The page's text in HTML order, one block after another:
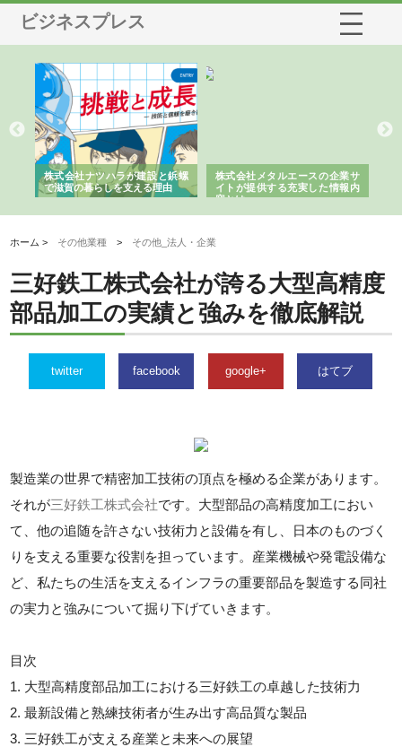
ビジネスプレス
株式会社ナツハラが建設と鋲螺
で滋賀の暮らしを支える理由
株式会社メタルエースの企業サ
イトが提供する充実した情報内
容とは
ホーム > その他業種 > その他_法人・企業
三好鉄工株式会社が誇る大型高精度
部品加工の実績と強みを徹底解説
twitter facebook google+ はてブ
製造業の世界で精密加工技術の頂点を極める企業があります。
それが三好鉄工株式会社です。大型部品の高精度加工におい
て、他の追随を許さない技術力と設備を有し、日本のものづく
りを支える重要な役割を担っています。産業機械や発電設備な
ど、私たちの生活を支えるインフラの重要部品を製造する同社
の実力と強みについて掘り下げていきます。
目次
1. 大型高精度部品加工における三好鉄工の卓越した技術力
2. 最新設備と熟練技術者が生み出す高品質な製品
3. 三好鉄工が支える産業と未来への展望